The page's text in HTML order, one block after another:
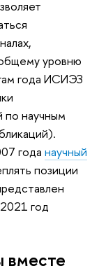
уровню
года ИСИЭЗ
по научным
года научный
позиции
год
вместе